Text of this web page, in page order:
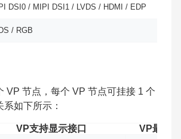
DSI0 / MIPI DSI1 / LVDS / HDMI / EDP
/ RGB
VP 节点，每个 VP 节点可挂接 1 个
如下所示：
VP支持显示接口 VP最大